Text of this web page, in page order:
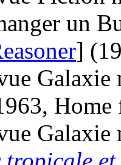
un
]
Galaxie
Home
Galaxie